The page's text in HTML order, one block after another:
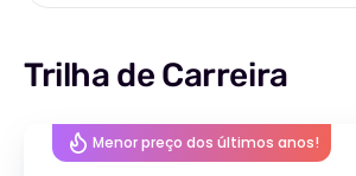
Trilha de Carreira
Menor preço dos últimos anos!